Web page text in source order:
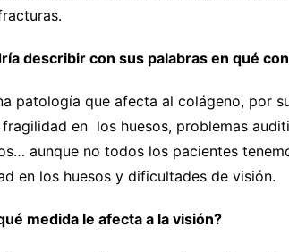
describir con sus palabras en qué
patología que afecta al colágeno, por
en los huesos, problemas
aunque no todos los pacientes
en los huesos y dificultades de visión.
medida le afecta a la visión?